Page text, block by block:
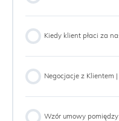
Kiedy klient płaci za
Negocjacje z Klientem
Wzór umowy